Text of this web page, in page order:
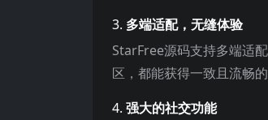
3. 多端适配，无缝体验
StarFree源码支持多端适
区，都能获得一致且流畅
4. 强大的社交功能